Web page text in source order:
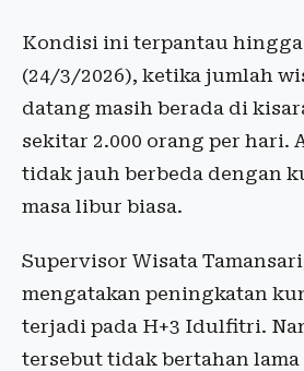
Kondisi ini terpantau hingga
(24/3/2026), ketika jumlah
datang masih berada di
sekitar 2.000 orang per hari.
tidak jauh berbeda dengan
masa libur biasa.
Supervisor Wisata
mengatakan peningkatan
terjadi pada H+3 Idulfitri.
tersebut tidak bertahan